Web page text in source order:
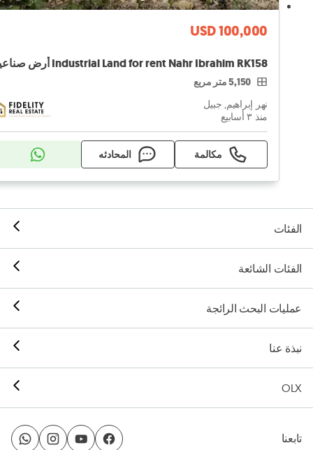
USD 100,000
5,150 متر مربع
نهر إبراهيم, جبيل
منذ ٣ أسابيع
مكالمة المحادثه
الفئات
الفئات الشائعة
عمليات البحث الرائجة
نبذة عنا
OLX
تابعنا